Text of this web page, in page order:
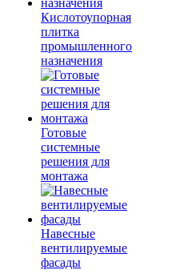
Кислотоупорная
плитка
промышленного
назначения
Готовые
системные
решения для
монтажа
Навесные
вентилируемые
фасады